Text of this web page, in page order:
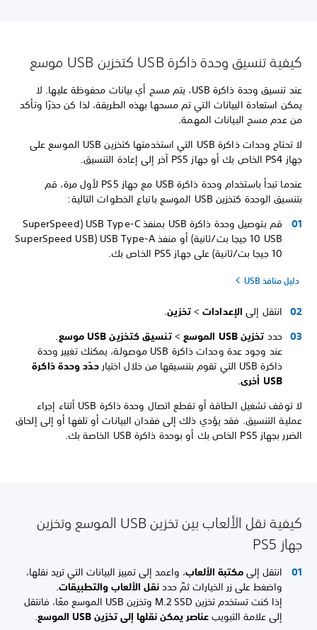
كيفية تنسيق وحدة ذاكرة USB كتخزين USB موسع
عند تنسيق وحدة ذاكرة USB، يتم مسح أي بيانات محفوظة عليها. لا
يمكن استعادة البيانات التي تم مسحها بهذه الطريقة، لذا كن حذرًا وتأكد
من عدم مسح البيانات المهمة.
لا تحتاج وحدات ذاكرة USB التي استخدمتها كتخزين USB الموسع على
جهاز PS4 الخاص بك أو جهاز PS5 آخر إلى إعادة التنسيق.
عندما تبدأ باستخدام وحدة ذاكرة USB مع جهاز PS5 لأول مرة، قم
بتنسيق الوحدة كتخزين USB الموسع باتباع الخطوات التالية:
قم بتوصيل وحدة ذاكرة USB بمنفذ USB Type-C (SuperSpeed
USB ‏10 جيجا بت/ثانية) أو منفذ USB Type-A (SuperSpeed USB
دليل منافذ USB
انتقل إلىالإعدادات>تخزين.
حددتخزين USB الموسع >تنسيق كتخزين USB موسع
.
عند وجود عدة وحدات ذاكرة USB موصولة، يمكنك تغيير وحدة
ذاكرة USB التي تقوم بتنسيقها من خلال اختيار
حدّد وحدة ذاكرة
USB أخرى
.
لا توقف تشغيل الطاقة أو تقطع اتصال وحدة ذاكرة USB أثناء إجراء
عملية التنسيق. فقد يؤدي ذلك إلى فقدان البيانات أو تلفها أو إلى إلحاق
الضرر بجهاز PS5 الخاص بك أو بوحدة ذاكرة USB الخاصة بك.
كيفية نقل الألعاب بين تخزين USB الموسع وتخزين
جهاز PS5
انتقل إلىمكتبة الألعاب، واعمد إلى تمييز البيانات التي تريد نقلها،
واضغط على زر الخيارات ثمَّ حددنقل الألعاب والتطبيقات.
إذا كنت تستخدم تخزين M.2 SSD وتخزين USB الموسع معًا، فانتقل
إلى علامة التبويبعناصر يمكن نقلها إلى تخزين USB الموسع .